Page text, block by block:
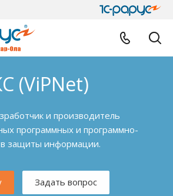
(ViPNet)
и производитель
программных и программно-
защиты информации.
Задать вопрос